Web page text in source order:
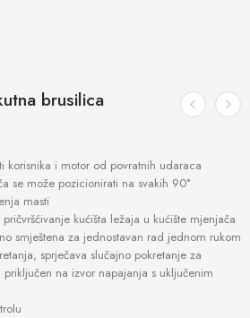
brusilica
korisnika i motor od povratnih udaraca
se može pozicionirati na svakih 90°
masti
kućišta ležaja u kućište mjenjača
smještena za jednostavan rad jednom rukom
sprječava slučajno pokretanje za
na izvor napajanja s uključenim